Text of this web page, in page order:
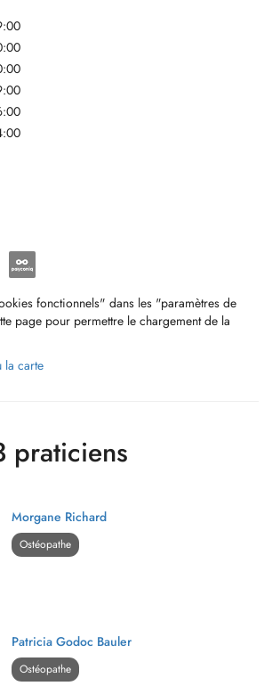
fonctionnels" dans les "paramètres de
page pour permettre le chargement de la
la carte
praticiens
Morgane Richard
Ostéopathe
Patricia Godoc Bauler
Ostéopathe